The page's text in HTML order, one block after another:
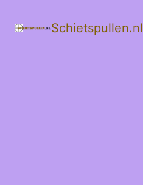
Schietspullen.nl